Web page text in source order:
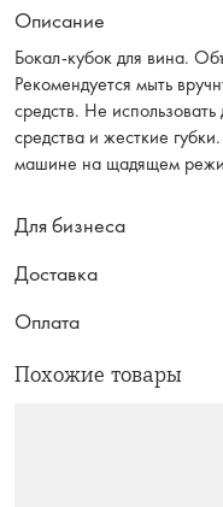
Описание
Бокал-кубок для вина.
Рекомендуется мыть
средств. Не
средства и жесткие
машине на щадящем
Для бизнеса
Доставка
Оплата
Похожие товары